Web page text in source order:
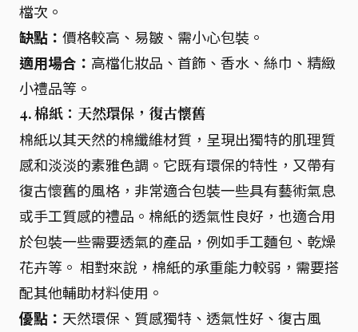
檔次。
缺點： 價格較高、易皺、需小心包裝。
適用場合： 高檔化妝品、首飾、香水、絲巾、精緻
小禮品等。
4. 棉紙：天然環保，復古懷舊
棉紙以其天然的棉纖維材質，呈現出獨特的肌理質
感和淡淡的素雅色調。它既有環保的特性，又帶有
復古懷舊的風格，非常適合包裝一些具有藝術氣息
或手工質感的禮品。棉紙的透氣性良好，也適合用
於包裝一些需要透氣的產品，例如手工麵包、乾燥
花卉等。 相對來說，棉紙的承重能力較弱，需要搭
配其他輔助材料使用。
優點： 天然環保、質感獨特、透氣性好、復古風